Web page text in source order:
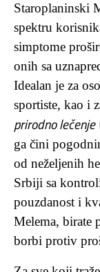
Staroplaninski
spektru
simptome
onih sa
Idealan je za
sportiste, kao i
prirodno lečenje
ga čini
od neželjenih
Srbiji sa
pouzdanost i
Melema, birate
borbi protiv